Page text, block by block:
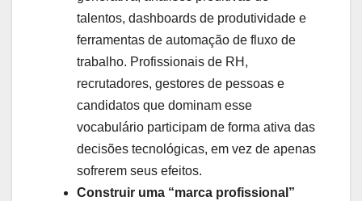
talentos, dashboards de produtividade e
ferramentas de automação de fluxo de
trabalho. Profissionais de RH,
recrutadores, gestores de pessoas e
candidatos que dominam esse
vocabulário participam de forma ativa das
decisões tecnológicas, em vez de apenas
sofrerem seus efeitos.
Construir uma “marca profissional”